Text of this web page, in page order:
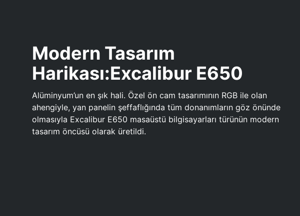
Modern Tasarım
Harikası:Excalibur E650
Alüminyum’un en şık hali. Özel ön cam tasarımının RGB ile olan
ahengiyle, yan panelin şeffaflığında tüm donanımların göz önünde
olmasıyla Excalibur E650 masaüstü bilgisayarları türünün modern
tasarım öncüsü olarak üretildi.